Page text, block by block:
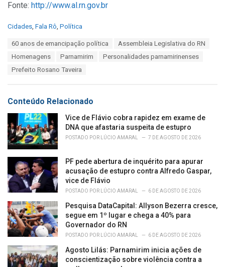
Fonte: http://www.al.rn.gov.br
C
e
Cidades, Fala Rô, Política
60 anos de emancipação política
Assembleia Legislativa do RN
Homenagens
Parnamirim
Personalidades parnamirinenses
Prefeito Rosano Taveira
Conteúdo Relacionado
Vice de Flávio cobra rapidez em exame de
DNA que afastaria suspeita de estupro
POSTADO POR LÚCIO AMARAL 7 DE AGOSTO DE 2026
PF pede abertura de inquérito para apurar
acusação de estupro contra Alfredo Gaspar,
vice de Flávio
POSTADO POR LÚCIO AMARAL 6 DE AGOSTO DE 2026
Pesquisa DataCapital: Allyson Bezerra cresce,
segue em 1º lugar e chega a 40% para
Governador do RN
POSTADO POR LÚCIO AMARAL 6 DE AGOSTO DE 2026
Agosto Lilás: Parnamirim inicia ações de
conscientização sobre violência contra a